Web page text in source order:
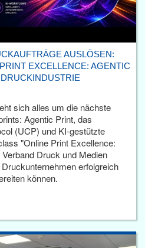
AUSLÖSEN:
EXCELLENCE: AGENTIC
sich alles um die nächste
Agentic Print, das
(UCP) und KI-gestützte
"Online Print Excellence:
Druck und Medien
erfolgreich
können.